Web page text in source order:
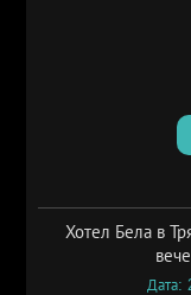
Хотел Бела в
Дата: